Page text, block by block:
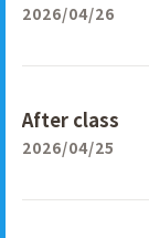
2026/04/26
After class
2026/04/25